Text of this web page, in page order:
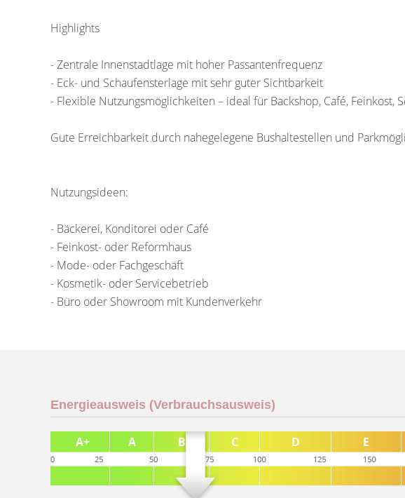
Highlights
- Zentrale Innenstadtlage mit hoher Passantenfrequenz
- Eck- und Schaufensterlage mit sehr guter Sichtbarkeit
- Flexible Nutzungsmöglichkeiten – ideal für Backshop, Café, Feinkost,
Gute Erreichbarkeit durch nahegelegene Bushaltestellen und
Nutzungsideen:
- Bäckerei, Konditorei oder Café
- Feinkost- oder Reformhaus
- Mode- oder Fachgeschäft
- Kosmetik- oder Servicebetrieb
- Büro oder Showroom mit Kundenverkehr
Energieausweis (Verbrauchsausweis)